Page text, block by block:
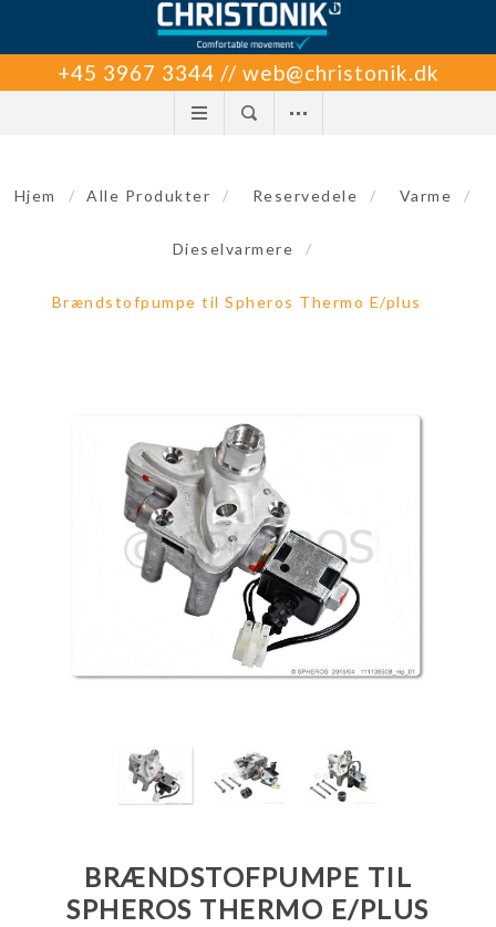
+45 3967 3344 // web@christonik.dk
Hjem / Alle Produkter / Reservedele / Varme /
Dieselvarmere /
Brændstofpumpe til Spheros Thermo E/plus
BRÆNDSTOFPUMPE TIL
SPHEROS THERMO E/PLUS